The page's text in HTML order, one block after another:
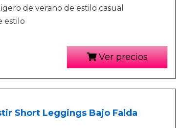
de verano de estilo casual
estilo
Ver precios
Short Leggings Bajo Falda